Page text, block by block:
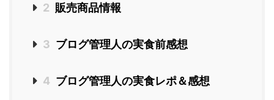
2 販売商品情報
3 ブログ管理人の実食前感想
4 ブログ管理人の実食レポ＆感想